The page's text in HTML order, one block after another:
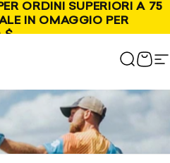
ORDINI SUPERIORI A 75
IN OMAGGIO PER
$
Cerca